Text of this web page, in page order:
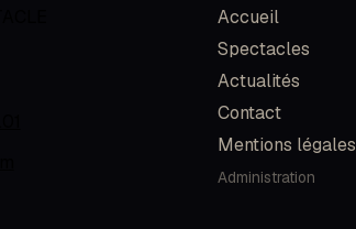
Accueil
Spectacles
Actualités
Contact
Mentions légales
Administration